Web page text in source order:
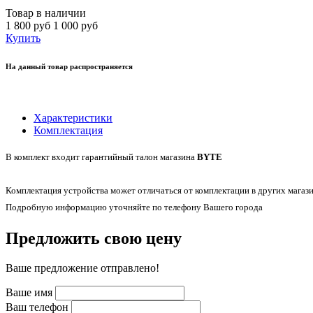
Товар в наличии
1 800 руб 1 000 руб
Купить
На данный товар распространяется
Характеристики
Комплектация
В комплект входит гарантийный талон магазина BYTE
Комплектация устройства может отличаться от комплектации в других
Подробную информацию уточняйте по телефону Вашего города
Предложить свою цену
Ваше предложение отправлено!
Ваше имя
Ваш телефон